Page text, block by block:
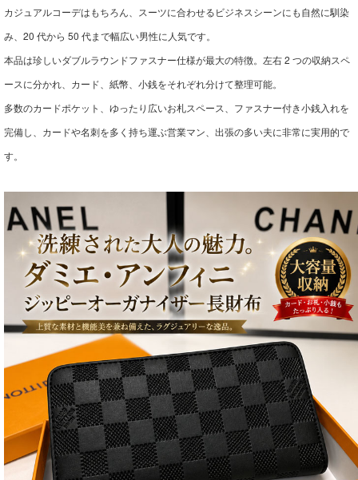
カジュアルコーデはもちろん、スーツに合わせるビジネスシーンにも自然に馴染
み、20 代から 50 代まで幅広い男性に人気です。
本品は珍しいダブルラウンドファスナー仕様が最大の特徴。左右 2 つの収納スペ
ースに分かれ、カード、紙幣、小銭をそれぞれ分けて整理可能。
多数のカードポケット、ゆったり広いお札スペース、ファスナー付き小銭入れを
完備し、カードや名刺を多く持ち運ぶ営業マン、出張の多い夫に非常に実用的で
す。